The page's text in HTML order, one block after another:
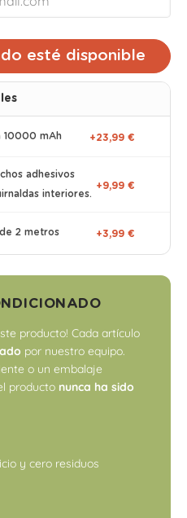
esté disponible
10000 mAh +23,99 €
adhesivos
interiores.
+9,99 €
2 metros +3,99 €
producto! Cada artículo
por nuestro equipo.
o un embalaje
producto nunca ha sido
y cero residuos